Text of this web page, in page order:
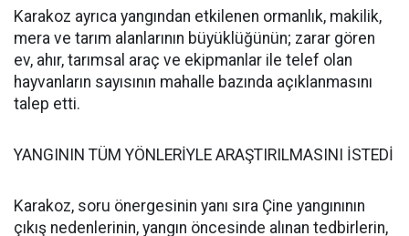
Karakoz ayrıca yangından etkilenen ormanlık, makilik,
mera ve tarım alanlarının büyüklüğünün; zarar gören
ev, ahır, tarımsal araç ve ekipmanlar ile telef olan
hayvanların sayısının mahalle bazında açıklanmasını
talep etti.
YANGININ TÜM YÖNLERİYLE ARAŞTIRILMASINI İSTEDİ
Karakoz, soru önergesinin yanı sıra Çine yangınının
çıkış nedenlerinin, yangın öncesinde alınan tedbirlerin,